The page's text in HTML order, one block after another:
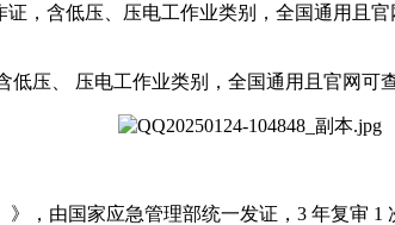
，含低压、压电工作业类别，全国通用且
低压、 压电工作业类别，全国通用且官网可
，由国家应急管理部统一发证，3 年复审 1